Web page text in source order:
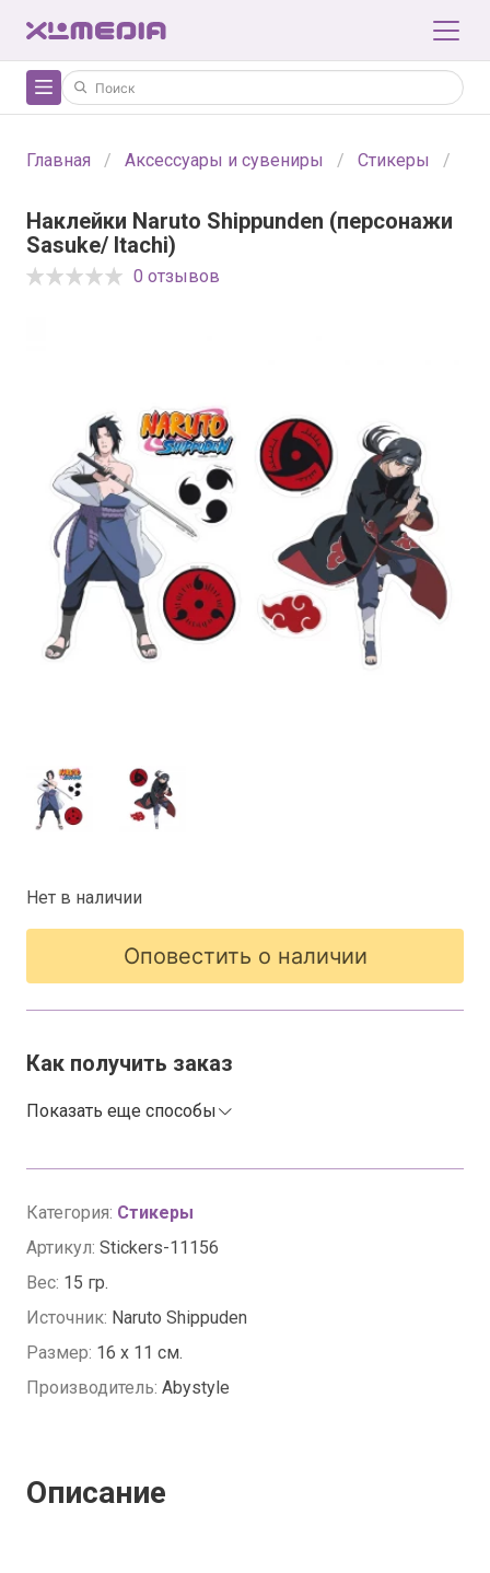
Главная Аксессуары и сувениры Стикеры
Наклейки Naruto Shippunden (персонажи
Sasuke/ Itachi)
0 отзывов
Категория: Стикеры
Артикул: Stickers-11156
Вес: 15 гр.
Источник: Naruto Shippuden
Размер: 16 х 11 см.
Производитель: Abystyle
Нет в наличии
Оповестить о наличии
Как получить заказ
Показать еще способы
Описание